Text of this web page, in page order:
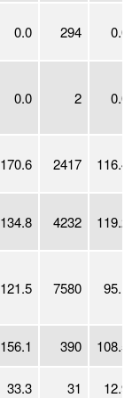
0.0 294 0.0
0.0 2 0.0
170.6 2417 116.4
134.8 4232 119.2
121.5 7580 95.1
156.1 390
108.5
33.3 31
12.9